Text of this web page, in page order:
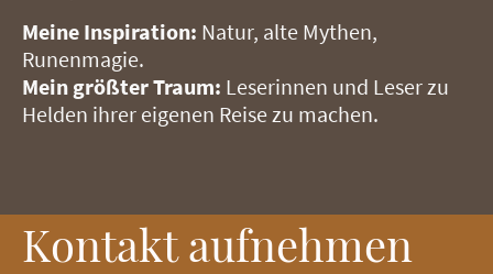
Meine Inspiration: Natur, alte Mythen,
Runenmagie.
Mein größter Traum: Leserinnen und Leser zu
Helden ihrer eigenen Reise zu machen.
Kontakt aufnehmen